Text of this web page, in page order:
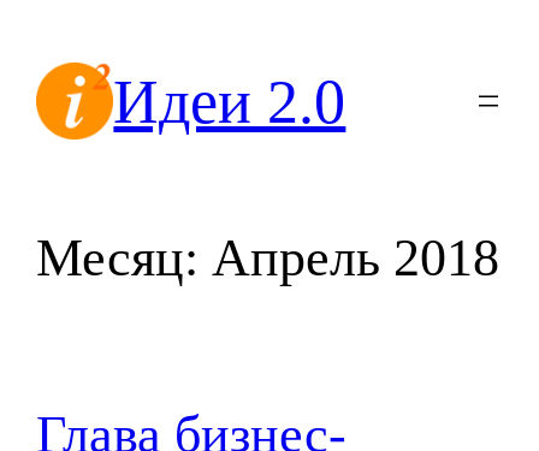
содержимомуИдеи 2.0
Месяц:Апрель 2018
Глава бизнес-